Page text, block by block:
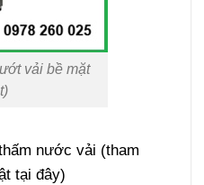
vải bề mặt
nước vải (tham
tại đây)